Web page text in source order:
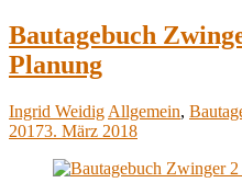
Bautagebuch
Planung
Ingrid Weidig Allgemein,
20173. März 2018